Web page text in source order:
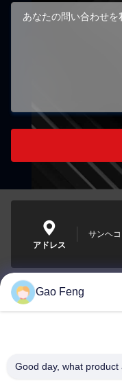
アドレス
サンヘ
Gao Feng
Good day, what